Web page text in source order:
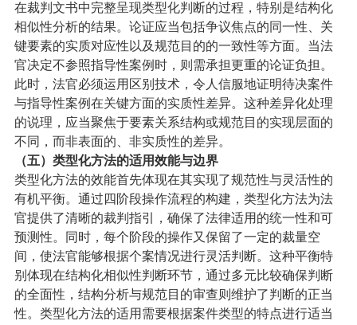
在裁判文书中完整呈现类型化判断的过程，特别是结构化
相似性分析的结果。论证应当包括争议焦点的同一性、关
键要素的实质对应性以及规范目的的一致性等方面。当法
官决定不参照指导性案例时，则需承担更重的论证负担。
此时，法官必须运用区别技术，令人信服地证明待决案件
与指导性案例在关键方面的实质性差异。这种差异化处理
的说理，应当聚焦于要素关系结构或规范目的实现层面的
不同，而非表面的、非实质性的差异。
（五） 类型化方法的适用效能与边界
类型化方法的效能首先体现在其实现了规范性与灵活性的
有机平衡。通过四阶段操作流程的构建，类型化方法为法
官提供了清晰的裁判指引，确保了法律适用的统一性和可
预测性。同时，每个阶段的操作又保留了一定的裁量空
间，使法官能够根据个案情况进行灵活判断。这种平衡特
别体现在结构化相似性判断环节，通过多元比较确保判断
的全面性，结构分析与规范目的审查则维护了判断的正当
性。 类型化方法的适用需要根据案件类型的特点进行适当